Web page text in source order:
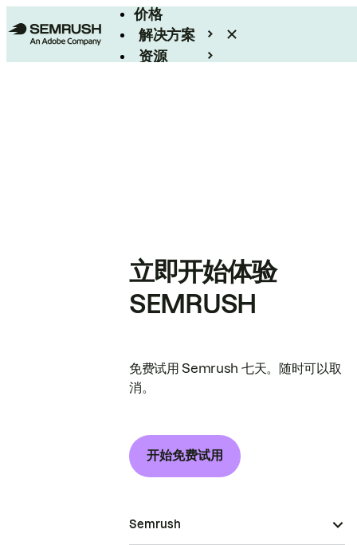
价格
解决方案
资源
立即开始体验
SEMRUSH
免费试用 Semrush 七天。随时可以取
消。
开始免费试用
Semrush